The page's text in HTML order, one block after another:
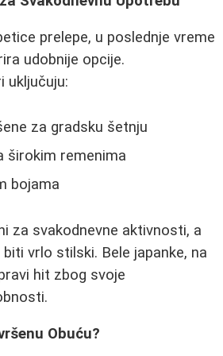
prelepe, u poslednje vreme
udobnije opcije.
uključuju:
za gradsku šetnju
širokim remenima
bojama
za svakodnevne aktivnosti, a
vrlo stilski. Bele japanke, na
hit zbog svoje
Obuću?